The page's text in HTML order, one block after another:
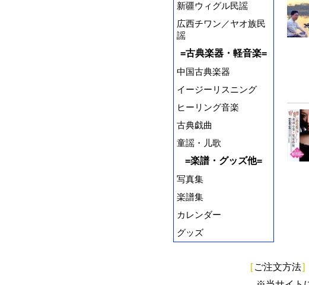
新疆ウィグル民謡
広西チワン／ヤオ族民
謡
=古典楽器・軽音楽=
中国古典楽器
イージーリスニング
ヒーリング音楽
古典戯曲
童謡・儿歌
=楽譜・グッズ他=
写真集
楽譜集
カレンダー
グッズ
[ ご注文方法]